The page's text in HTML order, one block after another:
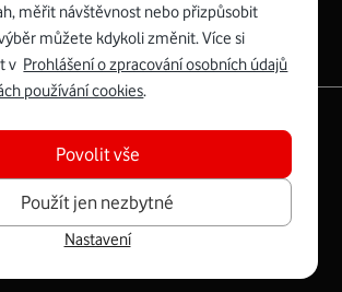
T50B:
jsou 16 x 22 x 7,5 cm (včetně stojánku)
LAN porty a bezdrátové připojení Wi-
b/g/n/ac pro frekvenci 2,4 GHz a
T50B
Ochrana soukromí­
Czech Republic a.s.
měřit návštěvnost nebo přizpůsobit
můžete kdykoli změnit. Více si
v Prohlášení o zpracování osobních údajů
používání cookies.
Použít jen nezbytné
Povolit vše
Nastavení